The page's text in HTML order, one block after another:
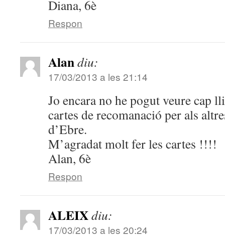
Diana, 6è
Respon
Alandiu:
17/03/2013 a les 21:14
Jo encara no he pogut veure cap
cartes de recomanació per als
d’Ebre.
M’agradat molt fer les cartes !!!!
Alan, 6è
Respon
ALEIXdiu:
17/03/2013 a les 20:24